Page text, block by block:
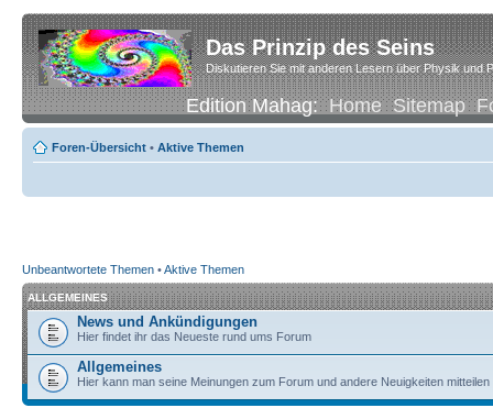
Das Prinzip des Seins
Diskutieren Sie mit anderen Lesern über Physik und
Edition Mahag:Home Sitemap
Foren-Übersicht • Aktive Themen
Unbeantwortete Themen •Aktive Themen
ALLGEMEINES
News und Ankündigungen
Hier findet ihr das Neueste rund ums Forum
Allgemeines
Hier kann man seine Meinungen zum Forum und andere Neuigkeiten mitteilen